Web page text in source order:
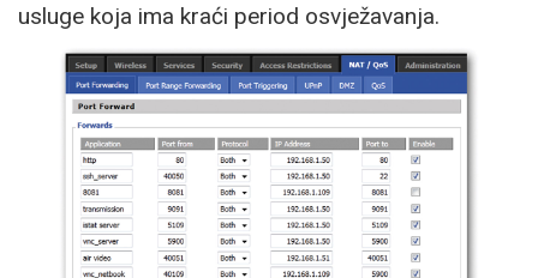
usluge koja ima kraći period osvježavanja.